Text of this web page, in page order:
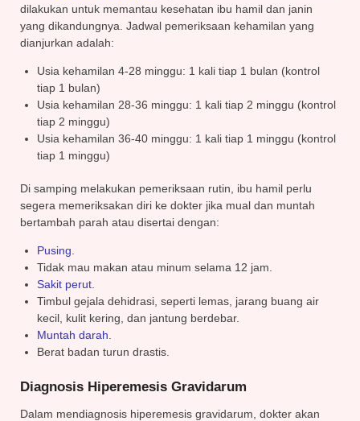
dilakukan untuk memantau kesehatan ibu hamil dan janin
yang dikandungnya. Jadwal pemeriksaan kehamilan yang
dianjurkan adalah:
Usia kehamilan 4-28 minggu: 1 kali tiap 1 bulan (kontrol
tiap 1 bulan)
Usia kehamilan 28-36 minggu: 1 kali tiap 2 minggu (kontrol
tiap 2 minggu)
Usia kehamilan 36-40 minggu: 1 kali tiap 1 minggu (kontrol
tiap 1 minggu)
Di samping melakukan pemeriksaan rutin, ibu hamil perlu
segera memeriksakan diri ke dokter jika mual dan muntah
bertambah parah atau disertai dengan:
Pusing.
Tidak mau makan atau minum selama 12 jam.
Sakit perut.
Timbul gejala dehidrasi, seperti lemas, jarang buang air
kecil, kulit kering, dan jantung berdebar.
Muntah darah.
Berat badan turun drastis.
Diagnosis Hiperemesis Gravidarum
Dalam mendiagnosis hiperemesis gravidarum, dokter akan